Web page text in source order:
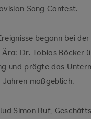
Song Contest.
begann bei der
Ära: Dr. Tobias Böcker
und prägte das
maßgeblich.
Simon Ruf,